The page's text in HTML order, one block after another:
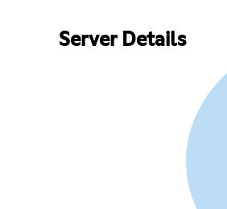
Server Details